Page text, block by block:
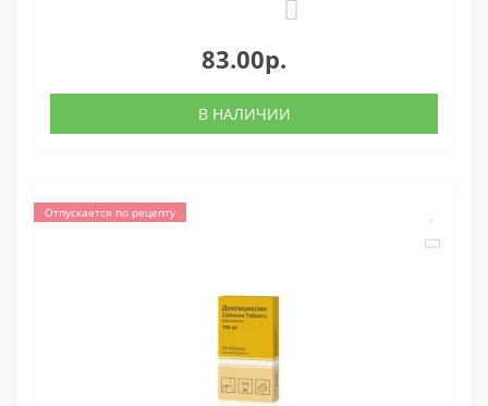
83.00р.
В НАЛИЧИИ
Отпускается по рецепту